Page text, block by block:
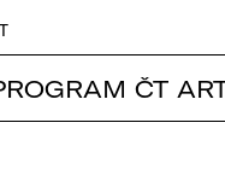
ČT